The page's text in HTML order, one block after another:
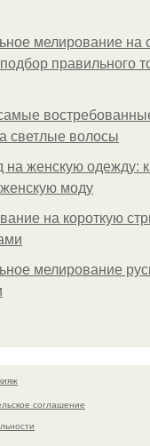
мелирование на
правильного
светлые волосы
на женскую одежду:
моду
на короткую
мелирование
соглашение